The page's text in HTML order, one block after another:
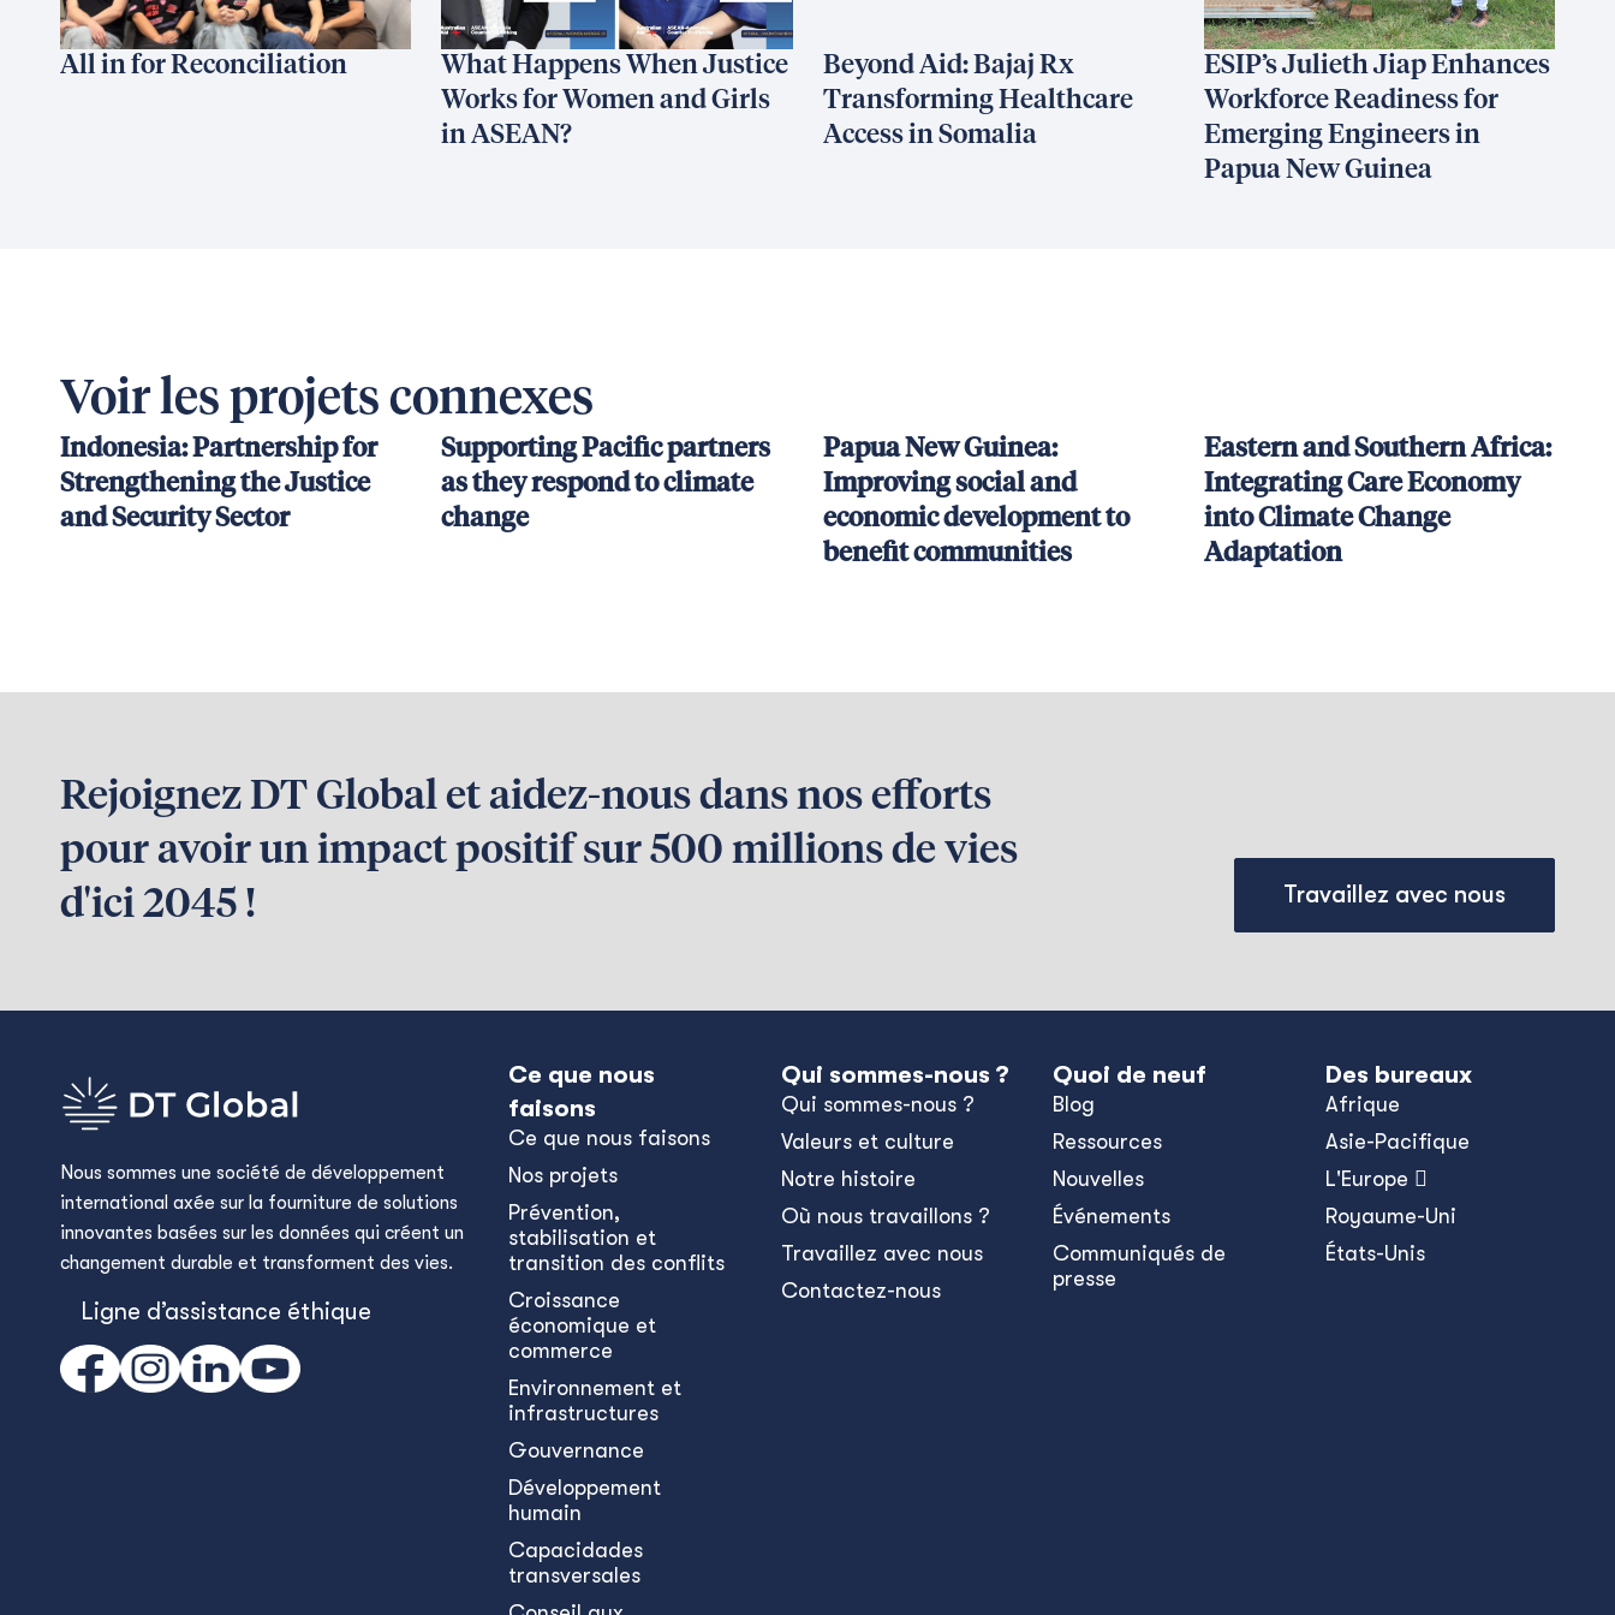
All in for Reconciliation
What Happens When Justice
Works for Women and Girls
in ASEAN?
Beyond Aid: Bajaj Rx
Transforming Healthcare
Access in Somalia
ESIP’s Julieth Jiap Enhances
Workforce Readiness for
Emerging Engineers in
Papua New Guinea
Voir les projets connexes
Indonesia: Partnership for
Strengthening the Justice
and Security Sector
Supporting Pacific partners
as they respond to climate
change
Papua New Guinea:
Improving social and
economic development to
benefit communities
Eastern and Southern Africa:
Integrating Care Economy
into Climate Change
Adaptation
Rejoignez DT Global et aidez-nous dans nos efforts
pour avoir un impact positif sur 500 millions de vies
d'ici 2045 !
Travaillez avec nous
Nous sommes une société de développement
international axée sur la fourniture de solutions
innovantes basées sur les données qui créent un
changement durable et transforment des vies.
Ligne d’assistance éthique
Ce que nous
faisons
Ce que nous faisons
Nos projets
Prévention,
stabilisation et
transition des conflits
Croissance
économique et
commerce
Environnement et
infrastructures
Gouvernance
Développement
humain
Capacidades
transversales
Qui sommes-nous ?
Qui sommes-nous ?
Valeurs et culture
Notre histoire
Où nous travaillons ?
Travaillez avec nous
Contactez-nous
Quoi de neuf
Blog
Ressources
Nouvelles
Événements
Communiqués de
presse
Des bureaux
Afrique
Asie-Pacifique
L'Europe 
Royaume-Uni
États-Unis